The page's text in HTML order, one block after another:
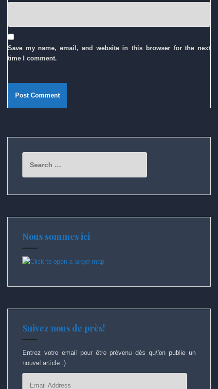
Save my name, email, and website in this browser for the next
time I comment.
for:
Nous sommes ici
Suivez nous de près!
Entrez votre email pour être prévenu dès qu\'on publie un
nouvel article :)